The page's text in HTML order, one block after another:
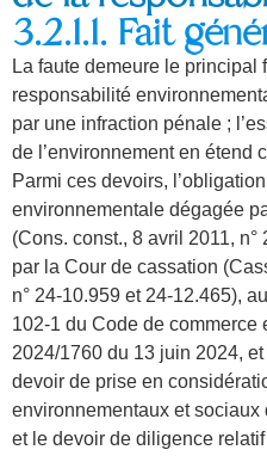
3.2.1.1. Fait
La faute demeure le principal
responsabilité
par une infraction pénale ;
de l’environnement en étend
Parmi ces devoirs,
environnementale dégagée
(Cons. const., 8 avril 2011,
par la Cour de cassation
n° 24-10.959 et 24-12.465),
102-1 du Code de
2024/1760 du 13 juin 2024,
devoir de prise en
environnementaux et sociaux
et le devoir de diligence